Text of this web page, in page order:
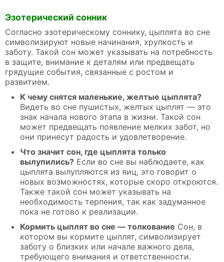
Эзотерический сонник
Согласно эзотерическому соннику, цыплята во сне
символизируют новые начинания, хрупкость и
заботу. Такой сон может указывать на потребность
в защите, внимание к деталям или предвещать
грядущие события, связанные с ростом и
развитием.
К чему снятся маленькие, желтые цыплята?
Видеть во сне пушистых, желтых цыплят — это
знак начала нового этапа в жизни. Такой сон
может предвещать появление мелких забот, но
они принесут радость и удовлетворение.
Что значит сон, где цыплята только
вылупились? Если во сне вы наблюдаете, как
цыплята вылупляются из яиц, это говорит о
новых возможностях, которые скоро откроются.
Также такой сон может указывать на
необходимость терпения, так как задуманное
пока не готово к реализации.
Кормить цыплят во сне — толкование Сон, в
котором вы кормите цыплят, символизирует
заботу о близких или начале важного дела,
требующего внимания и ответственности.